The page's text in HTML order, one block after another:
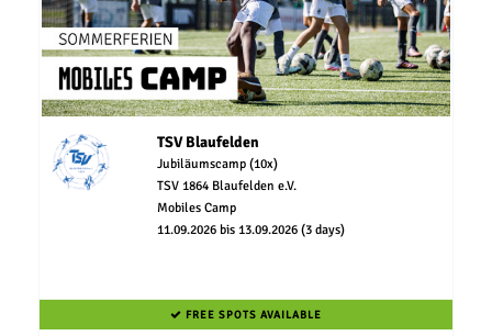
TSV Blaufelden
Jubiläumscamp (10x)
TSV 1864 Blaufelden e.V.
Mobiles Camp
11.09.2026 bis 13.09.2026 (3 days)
FREE SPOTS AVAILABLE